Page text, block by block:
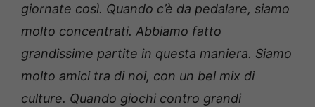
giornate così. Quando c’è da pedalare, siamo
molto concentrati. Abbiamo fatto
grandissime partite in questa maniera. Siamo
molto amici tra di noi, con un bel mix di
culture. Quando giochi contro grandi